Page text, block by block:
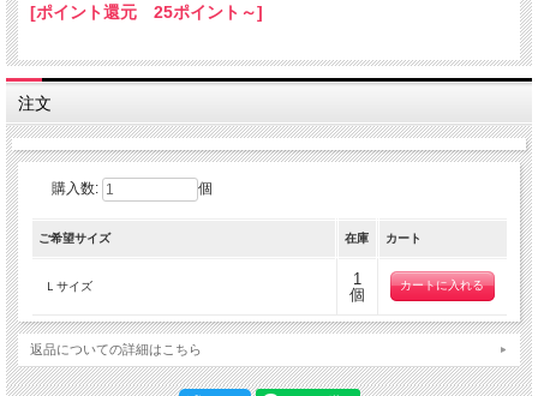
[ポイント還元 25ポイント～]
注文
購入数: 個
ご希望サイズ 在庫 カート
Ｌサイズ
1
個
返品についての詳細はこちら